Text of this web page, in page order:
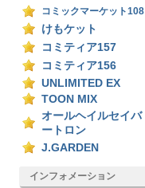
コミックマーケット108
けもケット
コミティア157
コミティア156
UNLIMITED EX
TOON MIX
オールヘイルセイバ
ートロン
J.GARDEN
インフォメーション